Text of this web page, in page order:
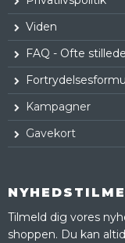
Viden
FAQ - Ofte
Kampagner
Gavekort
Tilmeld dig vores
shoppen. Du kan